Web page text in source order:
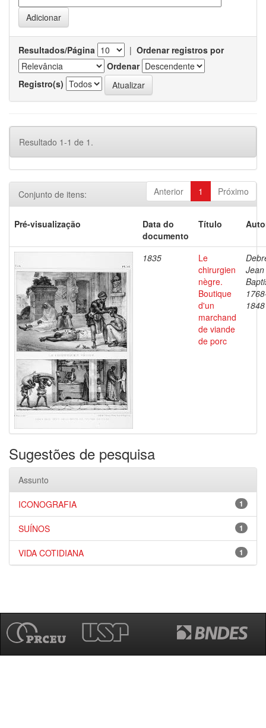
Resultados/Página | Ordenar registros por
Ordenar
Registro(s)
Resultado 1-1 de 1.
Anterior 1 Próximo
Conjunto de itens:
Pré-visualização
Data do
documento
Título
1835
Le
chirurgien
nègre.
Boutique
d'un
marchand
de viande
de porc
Jean
1848
Sugestões de pesquisa
Assunto
1
ICONOGRAFIA
1
SUÍNOS
1
VIDA COTIDIANA